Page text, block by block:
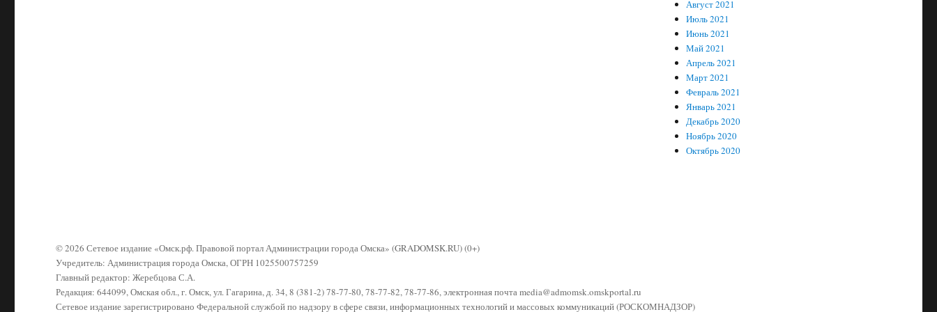
Август 2021
Июль 2021
Июнь 2021
Май 2021
Апрель 2021
Март 2021
Февраль 2021
Январь 2021
Декабрь 2020
Ноябрь 2020
Октябрь 2020
© 2026 Сетевое издание «Омск.рф. Правовой портал Администрации города Омска» (GRADOMSK.RU) (0+)
Учредитель: Администрация города Омска, ОГРН 1025500757259
Главный редактор: Жеребцова С.А.
Редакция: 644099, Омская обл., г. Омск, ул. Гагарина, д. 34, 8 (381-2) 78-77-80, 78-77-82, 78-77-86, электронная почтаmedia@admomsk.omskportal.ru
Сетевое издание зарегистрировано Федеральной службой по надзору в сфере связи, информационных технологий и массовых коммуникаций (РОСКОМНАДЗОР)